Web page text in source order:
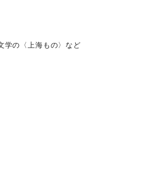
学の〈上海もの〉など